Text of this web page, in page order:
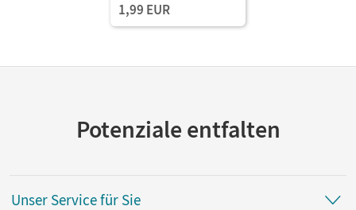
1,99 EUR
Potenziale entfalten
Unser Service für Sie